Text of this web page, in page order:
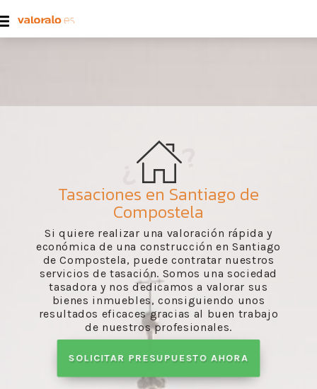
Tasaciones en Santiago de
Compostela
Si quiere realizar una valoración rápida y
económica de una construcción en Santiago
de Compostela, puede contratar nuestros
servicios de tasación. Somos una sociedad
tasadora y nos dedicamos a valorar sus
bienes inmuebles, consiguiendo unos
resultados eficaces gracias al buen trabajo
de nuestros profesionales.
SOLICITAR PRESUPUESTO AHORA